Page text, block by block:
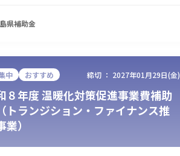
検索
県補助金
中 おすすめ 締切 ： 2027年01月29日(金)
８年度 温暖化対策促進事業費補助
トランジション・ファイナンス推
業）